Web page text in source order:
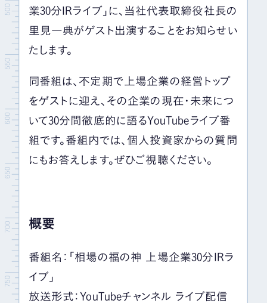
業30分IRライブ」に、当社代表取締役社長の
里見一典がゲスト出演することをお知らせい
たします。
同番組は、不定期で上場企業の経営トップ
をゲストに迎え、その企業の現在・未来につ
いて30分間徹底的に語るYouTubeライブ番
組です。番組内では、個人投資家からの質問
にもお答えします。ぜひご視聴ください。
概要
番組名：「相場の福の神 上場企業30分IRラ
イブ」
放送形式：YouTubeチャンネル ライブ配信